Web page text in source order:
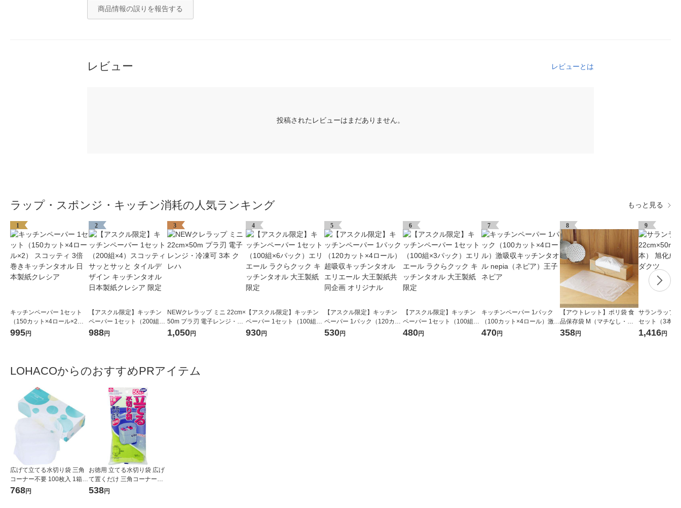
商品情報の誤りを報告する
レビュー レビューとは
投稿されたレビューはまだありません。
ラップ・スポンジ・キッチン消耗の人気ランキング もっと見る
1
キッチンペーパー 1セット
（150カット×4ロール×2）
スコッティ 3倍巻きキッチン
995円
2
【アスクル限定】キッチン
ペーパー 1セット（200組×
4）スコッティ サッとサッと
988円
3
NEWクレラップ ミニ 22cm×
50m プラ刃 電子レンジ・冷
凍可 3本 クレハ
1,050円
4
【アスクル限定】キッチン
ペーパー 1セット（100組×6
パック）エリエール ラクら
930円
5
【アスクル限定】キッチン
ペーパー 1パック（120カッ
ト×4ロール）超吸収キッチ
530円
6
【アスクル限定】キッチン
ペーパー 1セット（100組×3
パック）エリエール ラクら
480円
7
キッチンペーパー 1パック
（100カット×4ロール）激吸
収キッチンタオル nepia（ネ
470円
8
【アウトレット】ポリ袋 食
品保存袋 M（マチなし・冷
凍・冷蔵・湯煎対応） カサ
358円
9
サランラップ
セット（3本）
プロダクツ
1,416円
LOHACOからのおすすめPRアイテム
広げて立てる水切り袋 三角
コーナー不要 100枚入 1箱
レック
768円
お徳用 立てる水切り袋 広げ
て置くだけ 三角コーナー不
要 50枚入 1袋 レック
538円